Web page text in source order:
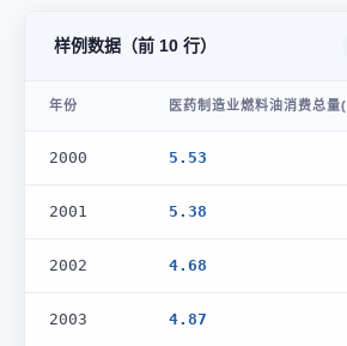
样例数据（前 10 行）
年份 医药制造业燃料油消费总量
2000 5.53
2001 5.38
2002 4.68
2003 4.87